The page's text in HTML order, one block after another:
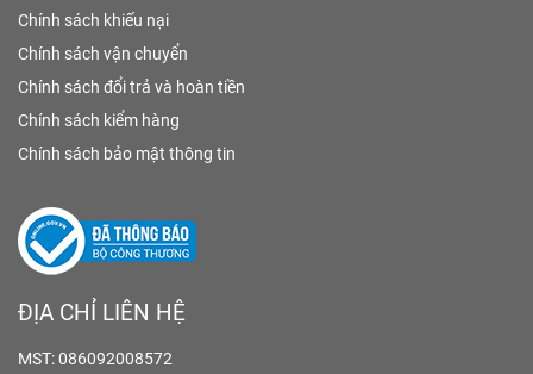
Chính sách khiếu nại
Chính sách vận chuyển
Chính sách đổi trả và hoàn tiền
Chính sách kiểm hàng
Chính sách bảo mật thông tin
ĐỊA CHỈ LIÊN HỆ
MST: 086092008572